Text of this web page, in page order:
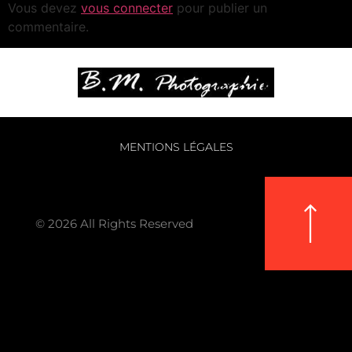
Vous devez vous connecter pour publier un
commentaire.
MENTIONS LÉGALES
© 2026 All Rights Reserved